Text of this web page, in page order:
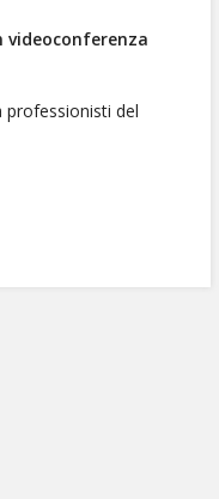
videoconferenza
professionisti del